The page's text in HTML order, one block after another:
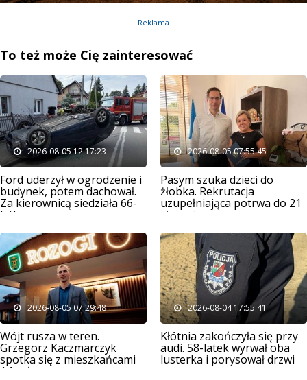
Reklama
To też może Cię zainteresować
2026-08-05 12:17:23
Ford uderzył w ogrodzenie i
budynek, potem dachował.
Za kierownicą siedziała 66-
latka
2026-08-05 07:55:45
Pasym szuka dzieci do
żłobka. Rekrutacja
uzupełniająca potrwa do 21
sierpnia
2026-08-05 07:29:48
Wójt rusza w teren.
Grzegorz Kaczmarczyk
spotka się z mieszkańcami
14 sołectw
2026-08-04 17:55:41
Kłótnia zakończyła się przy
audi. 58-latek wyrwał oba
lusterka i porysował drzwi